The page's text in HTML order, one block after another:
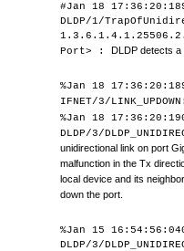
#Jan 18
DLDP/1/
Port> :
DLDP detects
%Jan 18
IFNET/3/LINK_UPDOWN:
%Jan 18
DLDP/3/
unidirectional link on port
malfunction in the Tx
local device and its neighbor.
down the port.
%Jan 15
DLDP/3/